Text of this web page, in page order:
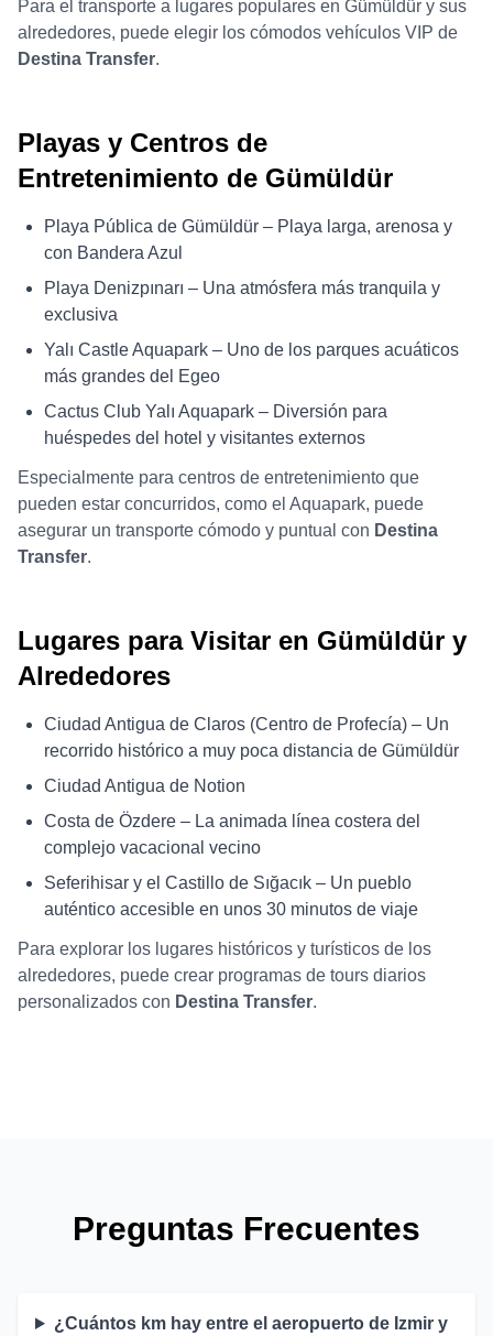
Para el transporte a lugares populares en Gümüldür y sus
alrededores, puede elegir los cómodos vehículos VIP de
Destina Transfer.
Playas y Centros de
Entretenimiento de Gümüldür
Playa Pública de Gümüldür – Playa larga, arenosa y
con Bandera Azul
Playa Denizpınarı – Una atmósfera más tranquila y
exclusiva
Yalı Castle Aquapark – Uno de los parques acuáticos
más grandes del Egeo
Cactus Club Yalı Aquapark – Diversión para
huéspedes del hotel y visitantes externos
Especialmente para centros de entretenimiento que
pueden estar concurridos, como el Aquapark, puede
asegurar un transporte cómodo y puntual con Destina
Transfer.
Lugares para Visitar en Gümüldür y
Alrededores
Ciudad Antigua de Claros (Centro de Profecía) – Un
recorrido histórico a muy poca distancia de Gümüldür
Ciudad Antigua de Notion
Costa de Özdere – La animada línea costera del
complejo vacacional vecino
Seferihisar y el Castillo de Sığacık – Un pueblo
auténtico accesible en unos 30 minutos de viaje
Para explorar los lugares históricos y turísticos de los
alrededores, puede crear programas de tours diarios
personalizados con Destina Transfer.
Preguntas Frecuentes
¿Cuántos km hay entre el aeropuerto de Izmir y